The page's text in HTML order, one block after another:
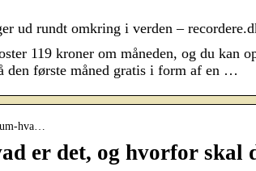
ud rundt omkring i verden –
119 kroner om måneden, og du kan
den første måned gratis i form af en …
hva…
er det, og hvorfor skal